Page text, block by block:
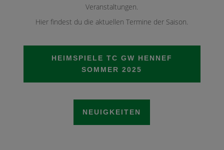
Veranstaltungen.
Hier findest du die aktuellen Termine der Saison.
HEIMSPIELE TC GW HENNEF
SOMMER 2025
NEUIGKEITEN